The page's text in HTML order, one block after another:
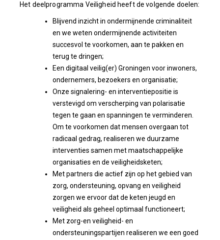
Het deelprogramma Veiligheid heeft de volgende doelen:
Blijvend inzicht in ondermijnende criminaliteit
en we weten ondermijnende activiteiten
succesvol te voorkomen, aan te pakken en
terug te dringen;
Een digitaal veilig(er) Groningen voor inwoners,
ondernemers, bezoekers en organisatie;
Onze signalering- en interventiepositie is
verstevigd om verscherping van polarisatie
tegen te gaan en spanningen te verminderen.
Om te voorkomen dat mensen overgaan tot
radicaal gedrag, realiseren we duurzame
interventies samen met maatschappelijke
organisaties en de veiligheidsketen;
Met partners die actief zijn op het gebied van
zorg, ondersteuning, opvang en veiligheid
zorgen we ervoor dat de keten jeugd en
veiligheid als geheel optimaal functioneert;
Met zorg-en veiligheid- en
ondersteuningspartijen realiseren we een goed